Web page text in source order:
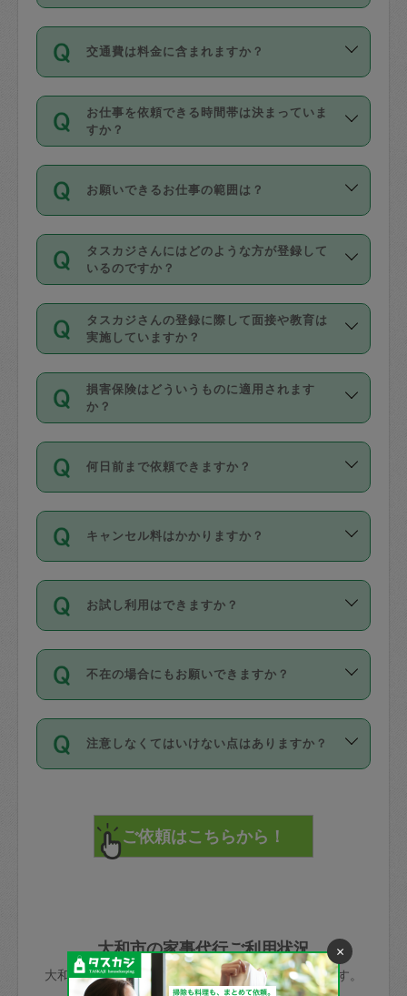
がっていく仕組みになっています。
Diners Club）のみとなります。
を行う際にご入力ください。プロフィー
ル登録時にはご入力いただかなくても大
丈夫です。
デビットカード・プリペイドカード（Vプ
リカ、au WALLETなど）は支払にはご利
銀行振込や現金払いも対応していませ
なお、タスカジさんの交通費も、依頼料
金のご請求と合わせてお支払いとなりま
動計算で表示されます。
依頼には「スポット」と「定期（毎週｜
隔週）」があり、「定期」の依頼は「ス
ポット」よりお得な料金でご利用できま
す。
定期の最低利用回数は設けていない代わ
りに、一定数を超えたキャンセルは有償
（例：毎週定期の場合は３回以上のキャ
ンセルが有償（1200円、隔週定期の場合
は２回以上のキャンセルが有償（1200
交通費は料金に含まれますか？
交通費は依頼料金とは別途発生し、依頼
料金のご請求と合わせてお支払いとなり
ます。交通費の金額は「依頼の詳細」に
お仕事を依頼できる時間帯は決まっていま
すか？
時間帯は3種類あります。いずれも１回あ
たり３時間です。
・ＡＭ ９時～１２時
・ＰＭ １３時～１６時
・夜 １８時～２１時
開始時間を２時間前後変更することが可
能です。依頼送信後、個別にタスカジさ
んにメッセージを送り調整してくださ
い。ただし、２時間を越えての調整はで
時間も被らない場合、損害保険の対象外
お願いできるお仕事の範囲は？
掃除、整理収納、洗濯、買い物、料理、
作り置きです。タスカジさんによってで
きる仕事の範囲が異なりますので、依頼
する前にタスカジさんのプロフィールで
確認してください。
基本的に、高所での作業や危険作業、屋
外での作業は対象外です。
タスカジさんにはどのような方が登録して
いるのですか？
主婦として長年の家事経験をお持ちの
方、栄養士・調理師といった資格者で保
育園や学校の給食やレストランで料理関
係の専門職に従事されていた方、日本で
すでにハウスキーパーや英語の先生とし
てお仕事をしているフィリピン出身の
社員など様々なバックグラウンドの方が
登録しています。
日本語も話せる方など様々です。
ールに記載していますので、各自の得意
を依頼してください。
タスカジさんの登録に際して面接や教育は
実施していますか？
応募の際に、各自事務局との面接と説明
を行っています。その後、身分証明書の
写真提出をしていただいています。外国
確認しています。タスカジさんトレーニ
ング動画を使ったセルフトレーニングの
現場トライアルを受け、合格したタスカ
ジさんが活動されています。
※テストセンターの講評は１件目のレビュ
参考
【詳細】タスカジさんの登録に際
損害保険はどういうものに適用されます
か？
依頼者とタスカジさんとの間でタスカジ
を通して成立した作業時間内での作業に
適用されます。作業範囲は、掃除、洗
です。作業中に物を壊したり、人にけが
をさせたりした場合が対象で、補償金額
す。
写真を撮り、
詳細FAQ：
損害賠償保険について教えて
何日前まで依頼できますか？
ご依頼は、現在を起点に3日後（72時間
以降）の日時から受付可能となっていま
す。
タスカジさんへ「募集」をかけることが
可能です。
キャンセル料はかかりますか？
キャンセル料には、以下の2種類がありま
す。
1. 直前キャンセル（定期、スポット契約
共通）
72時間を超える※と、以下のキャンセル
料が発生します。
直前キャンセル料：
72時間前〜24時間前＝依頼料金の50%
依頼者不在による当日キャンセル＝依頼
金額の100%＋交通費全額
お試し利用はできますか？
「お試し利用」というメニューはありま
せんが、「一回のみ」依頼を活用するこ
とによって、気に入ったタスカジさんを
まず、条件の合う気になるタスカジさ
みてください。
その後、一番気に入ったタスカジさんに
不在の場合にもお願いできますか？
不在の場合の作業はタスカジさんの同意
が必要です。数回の依頼ののち、タスカ
ジさんと依頼者の間で十分な信頼関係が
てください。
不在時に部屋に入るためにタスカジさん
きた場合は損害保険の対象外となるので
ご注意ください。
注意しなくてはいけない点はありますか？
で、必ず鍵のかかるロッカーや金庫に入
れて依頼者の責任の元管理するよう心掛
けてください。
玉、など
あわせてこちらも参照ください：初めて
大和市の家事代行ご利用状況
大和市のタスカジの利用データを元に掲載しています。
×